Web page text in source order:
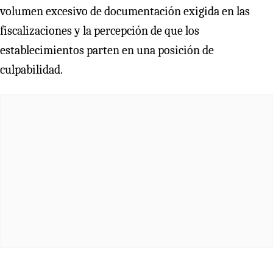
volumen excesivo de documentación exigida en las
fiscalizaciones y la percepción de que los
establecimientos parten en una posición de
culpabilidad.